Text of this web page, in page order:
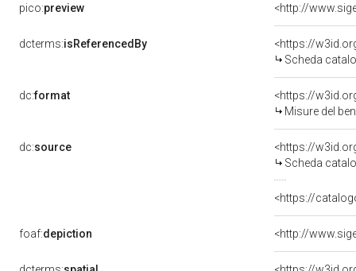
pico:preview
dcterms:isReferencedBy
<https://
Scheda
dc:format
<https://
Misure del
dc:source
<https://
Scheda
<https://
foaf:depiction